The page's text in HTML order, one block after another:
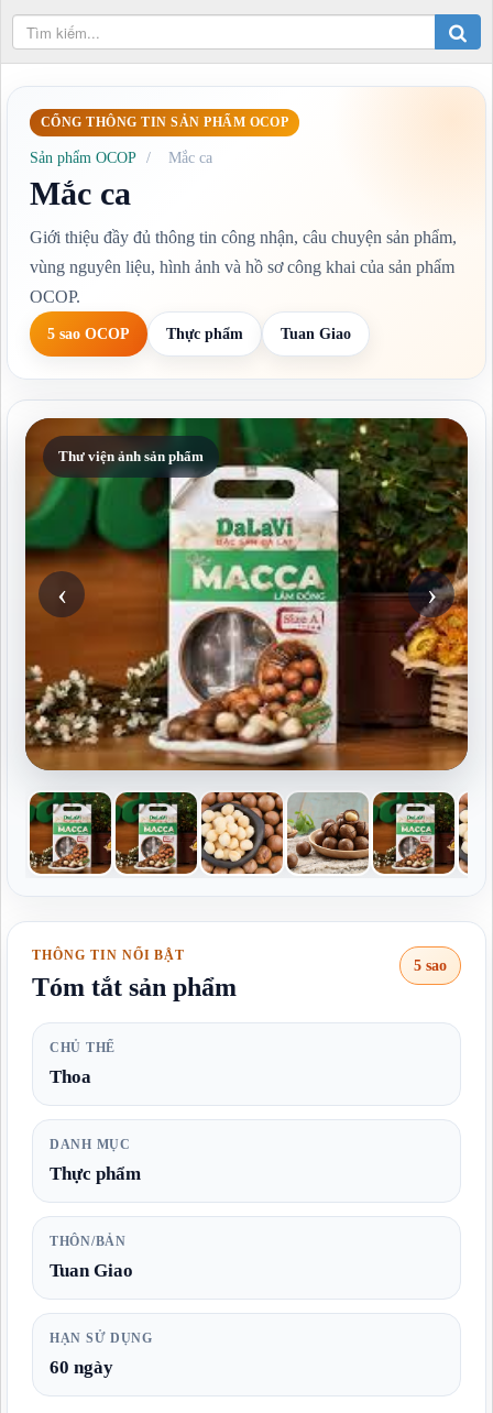
CỔNG THÔNG TIN SẢN PHẨM OCOP
Sản phẩm OCOP / Mắc ca
Mắc ca
Giới thiệu đầy đủ thông tin công nhận, câu chuyện sản phẩm,
vùng nguyên liệu, hình ảnh và hồ sơ công khai của sản phẩm
OCOP.
5 sao OCOP Thực phẩm Tuan Giao
‹ ›
Thư viện ảnh sản phẩm
THÔNG TIN NỔI BẬT
Tóm tắt sản phẩm
5 sao
CHỦ THỂ
Thoa
DANH MỤC
Thực phẩm
THÔN/BẢN
Tuan Giao
HẠN SỬ DỤNG
60 ngày